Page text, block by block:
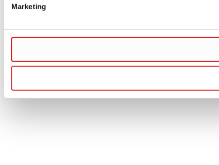
Marketing